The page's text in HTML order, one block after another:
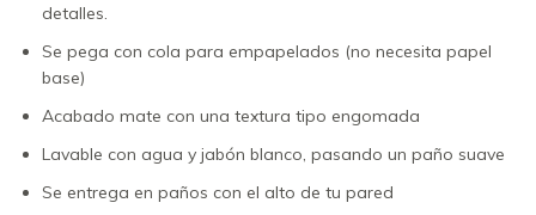
detalles.
Se pega con cola para empapelados (no necesita papel
base)
Acabado mate con una textura tipo engomada
Lavable con agua y jabón blanco, pasando un paño suave
Se entrega en paños con el alto de tu pared